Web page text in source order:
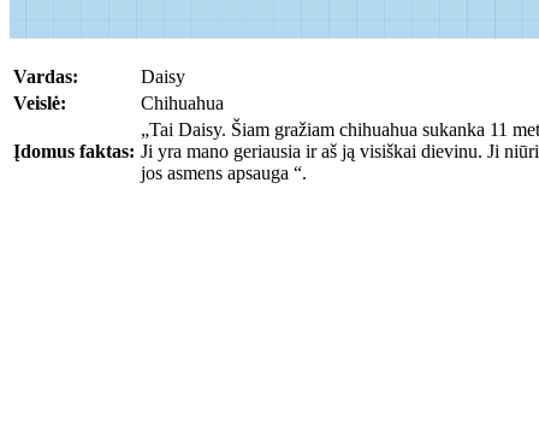
Vardas:
Daisy
Veislė:
Chihuahua
Įdomus faktas:
„Tai Daisy. Šiam gražiam chihuahua sukanka 11
Ji yra mano geriausia ir aš ją visiškai dievinu. Ji
jos asmens apsauga “.